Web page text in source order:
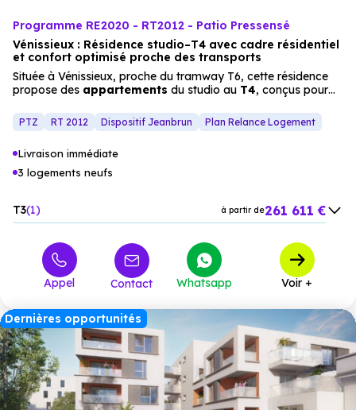
Programme RE2020 - RT2012 - Patio Pressensé
Vénissieux : Résidence studio–T4 avec cadre résidentiel
et confort optimisé proche des transports
Située à Vénissieux, proche du tramway T6, cette résidence
propose des appartements du studio au T4, conçus pour
(terrasses, jardin commun) et les espaces lumineux créent un
ensemble harmonieux, idéal pour les familles ou les
vieetproximitédes services.
PTZ RT 2012 Dispositif Jeanbrun Plan Relance Logement
Livraison immédiate
3 logements neufs
T3 1 à partir de261 611 €
Appel Contact Whatsapp Voir +
Dernières opportunités